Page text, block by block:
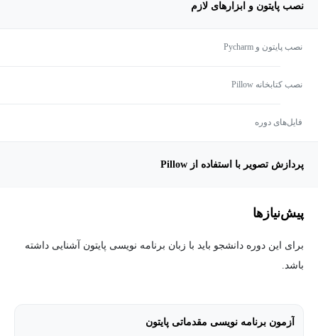
نصب پایتون و ابزارهای لازم
نصب پایتون و Pycharm
نصب کتابخانه Pillow
فایل‌های دوره
پردازش تصویر با استفاده از Pillow
پیش‌نیاز‌ها
برای این دوره دانشجو باید با زبان برنامه نویسی پایتون آشنایی داشته
باشد.
آزمون برنامه نویسی مقدماتی پایتون